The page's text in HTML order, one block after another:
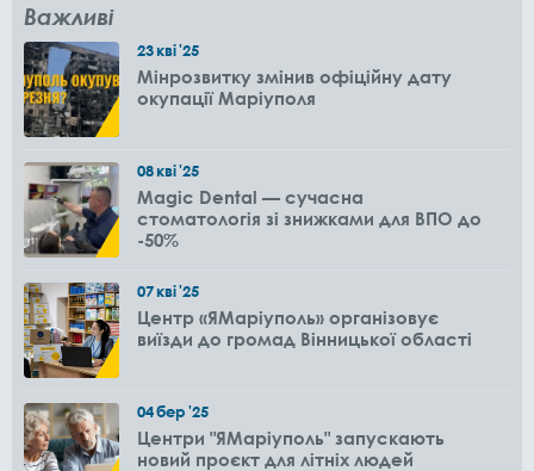
Важливі
23кві'25
Мінрозвитку змінив офіційну дату
окупації Маріуполя
08кві'25
Magic Dental — сучасна
стоматологія зі знижками для ВПО до
-50%
07кві'25
Центр «ЯМаріуполь» організовує
виїзди до громад Вінницької області
04бер'25
Центри "ЯМаріуполь" запускають
новий проєкт для літніх людей